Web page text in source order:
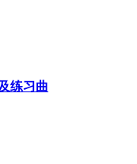
练习曲